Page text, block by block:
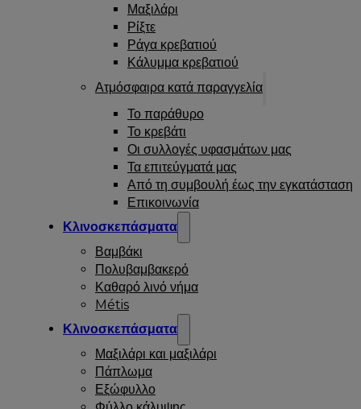
Μαξιλάρι
Ρίξτε
Ράγα κρεβατιού
Κάλυμμα κρεβατιού
Ατμόσφαιρα κατά παραγγελία
Το παράθυρο
Το κρεβάτι
Οι συλλογές υφασμάτων μας
Τα επιτεύγματά μας
Από τη συμβουλή έως την εγκατάσταση
Επικοινωνία
Κλινοσκεπάσματα
Βαμβάκι
Πολυβαμβακερό
Καθαρό λινό νήμα
Métis
Κλινοσκεπάσματα
Μαξιλάρι και μαξιλάρι
Πάπλωμα
Εξώφυλλο